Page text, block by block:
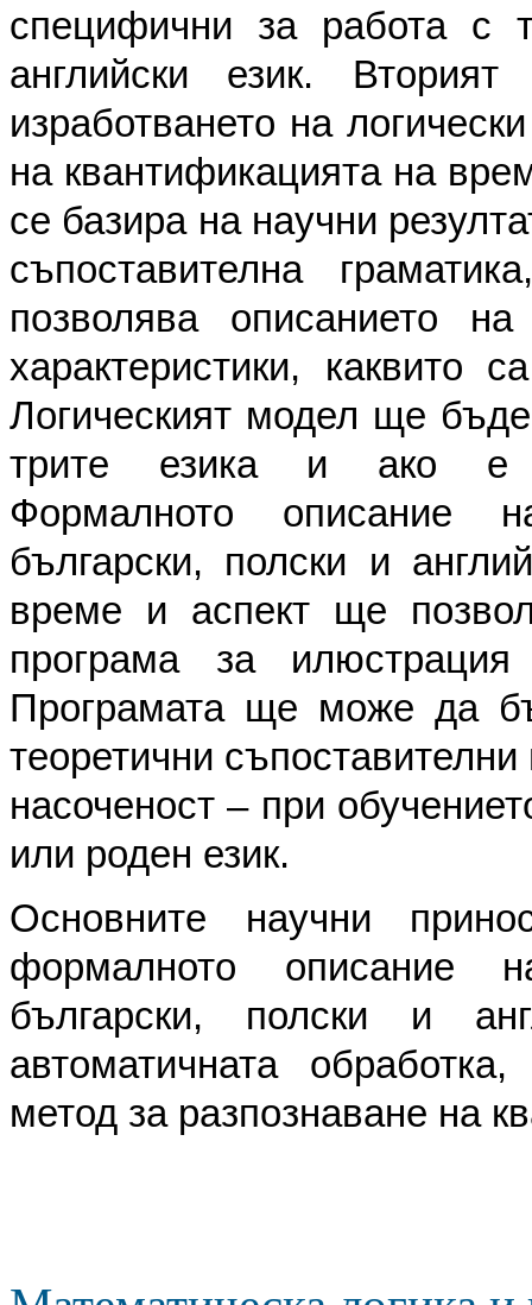
специфични за работа с
английски език.
изработването на
на квантификацията на
се базира на научни
съпоставителна
позволява описанието
характеристики, каквито
Логическият модел ще
трите езика и ако е
Формалното описание
български, полски и
време и аспект ще
програма за
Програмата ще може да
теоретични
насоченост – при
или роден език.
Основните научни
формалното описание
български, полски и
автоматичната
метод за разпознаване на